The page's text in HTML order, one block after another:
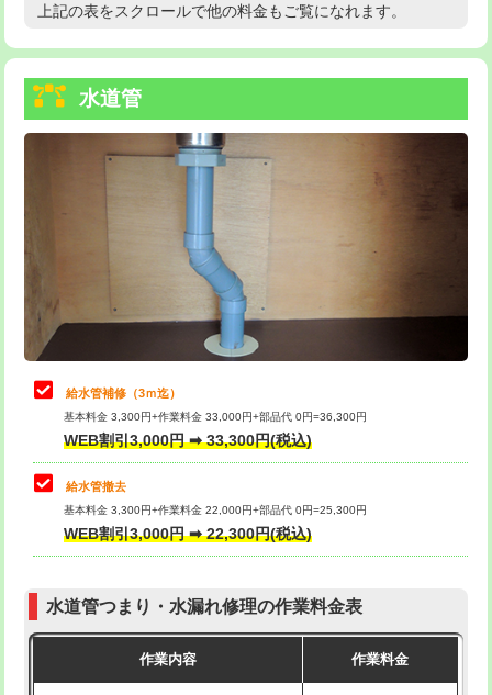
給水管工事※（塩ビ管（VP・HI）使
+8,800円
給水管工事※（ライニング鋼管・銅
管・ポリ管・HT管使用/3ｍまで)
給水管工事※（ライニング鋼管・銅
管・ポリ管・HT管使用/3ｍ超え)
排水管工事（土の掘削・埋め戻し作
11,000円~
排水管工事（排水管工事/3ｍまで） 55,000円
排水管工事（追加 排水管工事/3ｍ超
マス交換（土の掘削・埋め戻し作業）
マス交換（深さ50㎝未満）
マス交換（深さ50㎝以上）
コンクリート斫り（厚さ10㎝まで）
モルタル補修（厚さ10㎝超え） 38,500円
高度高圧洗浄換 現地調査
トーラー機使用/3mまで
追加トーラー機使用/3m超え
33,000円
8,800円
止水・漏水調査・防水処理・清掃・修
理・調整・分解・加工など（軽作業）
11,000円
止水・漏水調査・防水処理・清掃・修
理・調整・分解・加工など（中作業）
止水・漏水調査・防水処理・清掃・修
理・調整・分解・加工など（重作業）
33,000円
その他部品の脱着
交換・取付（タンク）
式）)
式・ワンホール）)
上記の表をスクロールで他の料金もご覧になれます。
水道管
給水管補修（3ｍ迄）
基本料金 3,300円+作業料金 33,000円+部品代 0円=36,300円
WEB割引3,000円 ➡ 33,300円(税込)
給水管撤去
基本料金 3,300円+作業料金 22,000円+部品代 0円=25,300円
WEB割引3,000円 ➡ 22,300円(税込)
水道管つまり・水漏れ修理の作業料金表
作業内容 作業料金